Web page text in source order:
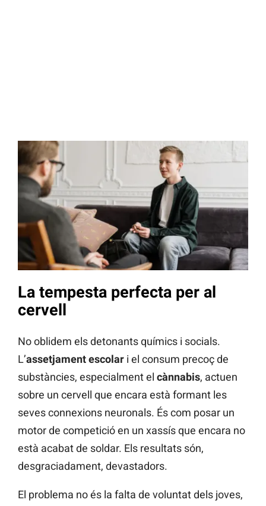
La tempesta perfecta per al
cervell
No oblidem els detonants químics i socials.
L’assetjament escolar i el consum precoç de
substàncies, especialment el cànnabis, actuen
sobre un cervell que encara està formant les
seves connexions neuronals. És com posar un
motor de competició en un xassís que encara no
està acabat de soldar. Els resultats són,
desgraciadament, devastadors.
El problema no és la falta de voluntat dels joves,